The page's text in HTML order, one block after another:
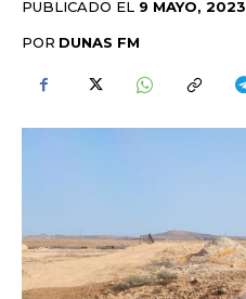
PUBLICADO EL 9 MAYO, 2023
POR DUNAS FM